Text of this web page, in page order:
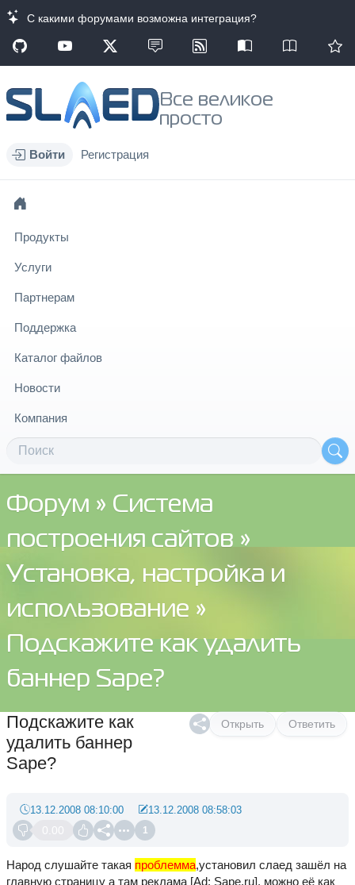
С какими форумами возможна интеграция?
Все великое
просто
Войти Регистрация
Продукты
Услуги
Партнерам
Поддержка
Каталог файлов
Новости
Компания
Форум » Система
построения сайтов »
Установка, настройка и
использование »
Подскажите как удалить
баннер Sape?
Открыть Ответить
Подскажите как
удалить баннер
Sape?
0.00 1
13.12.2008 08:10:00 13.12.2008 08:58:03
Народ слушайте такая проблемма,установил слаед зашёл на
главную страницу а там реклама [Ad: Sape.ru], можно её как